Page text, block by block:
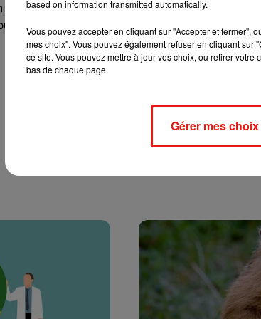
50 à 80 arbres sur l’ensemble du site. Enfin,
saison.
based on information transmitted automatically.
Vous pouvez accepter en cliquant sur "Accepter et fermer",
mes choix". Vous pouvez également refuser en cliquant
ce site. Vous pouvez mettre à jour vos choix, ou retirer
bas de chaque page.
Gérer mes choix